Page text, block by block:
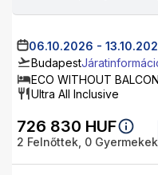
06.10.2026 -
Budapest
ECO WITHOUT
Ultra All Inclusive
726 830 HUF
2 Felnőttek, 0 Gyermekek